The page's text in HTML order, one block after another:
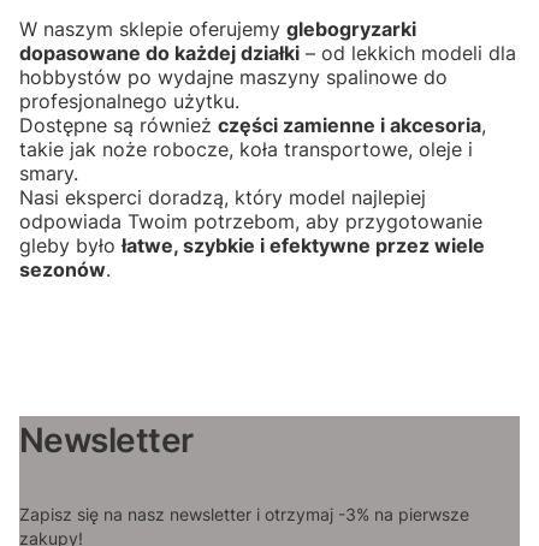
W naszym sklepie oferujemy glebogryzarki
dopasowane do każdej działki – od lekkich modeli dla
hobbystów po wydajne maszyny spalinowe do
profesjonalnego użytku.
Dostępne są również części zamienne i akcesoria,
takie jak noże robocze, koła transportowe, oleje i
smary.
Nasi eksperci doradzą, który model najlepiej
odpowiada Twoim potrzebom, aby przygotowanie
gleby byłołatwe, szybkie i efektywne przez wiele
sezonów.
Newsletter
Zapisz się na nasz newsletter i otrzymaj -3% na pierwsze
zakupy!